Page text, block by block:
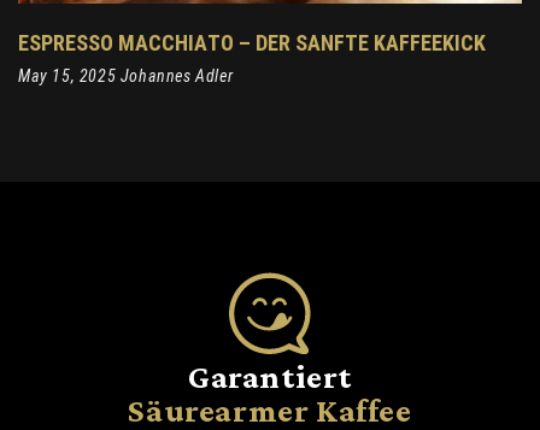
ESPRESSO MACCHIATO – DER SANFTE KAFFEEKICK
May 15, 2025 Johannes Adler
Garantiert
Säurearmer Kaffee